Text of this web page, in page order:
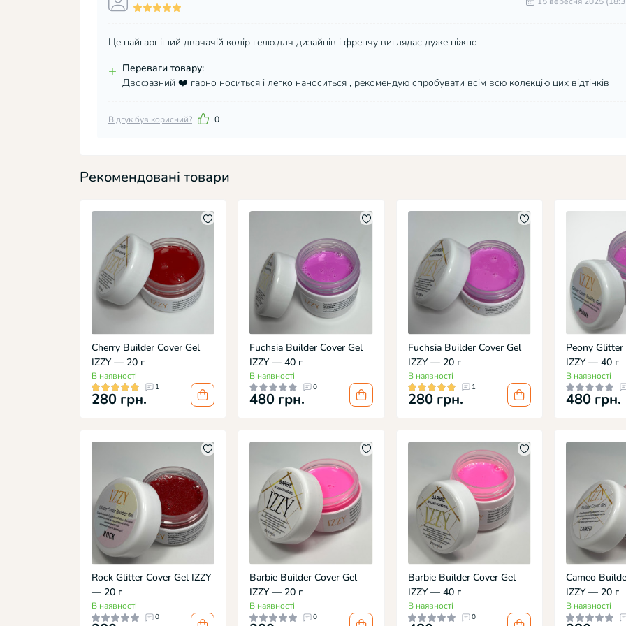
Це найгарніший двачачій колір гелю.длч дизайнів і френчу виглядає дуже ніжно
+ Переваги товару:
Двофазний ❤️ гарно носиться і легко наноситься , рекомендую спробувати всім всю колекцію цих відтінків
Відгук був корисний? 0
Рекомендовані товари
Cherry Builder Cover Gel
IZZY — 20 г
В наявності
1
280 грн.
Fuchsia Builder Cover Gel
IZZY — 40 г
В наявності
0
480 грн.
Fuchsia Builder Cover Gel
IZZY — 20 г
В наявності
1
280 грн.
Peony Glitter
IZZY — 40 г
В наявності
480 грн.
Rock Glitter Cover Gel IZZY
— 20 г
В наявності
0
Barbie Builder Cover Gel
IZZY — 20 г
В наявності
0
Barbie Builder Cover Gel
IZZY — 40 г
В наявності
0
Cameo
IZZY — 20 г
В наявності